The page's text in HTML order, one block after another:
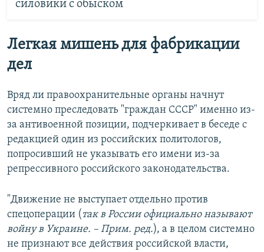
силовики с обыском
Легкая мишень для фабрикации
дел
Вряд ли правоохранительные органы начнут
системно преследовать "граждан СССР" именно из-
за антивоенной позиции, подчеркивает в беседе с
редакцией один из российских политологов,
попросивший не указывать его имени из-за
репрессивного российского законодательства.
"Движение не выступает отдельно против
спецоперации ( так в России официально называют
войну в Украине. – Прим. ред.), а в целом системно
не признают все действия российской власти,